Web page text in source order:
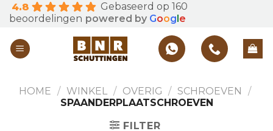
Skip
to
content
4.8
Gebaseerd op 160
beoordelingen powered by Goog e
HOME / WINKEL / OVERIG / SCHROEVEN
/
SPAANDERPLAATSCHROEVEN
FILTER